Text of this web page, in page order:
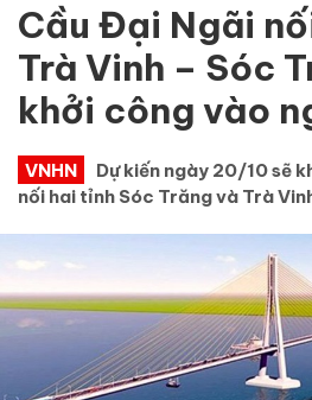
Cầu Đại Ngãi
Trà Vinh – Sóc
khởi công vào
VNHN
Dự kiến ngày 20/10 sẽ
nối hai tỉnh Sóc Trăng và Trà